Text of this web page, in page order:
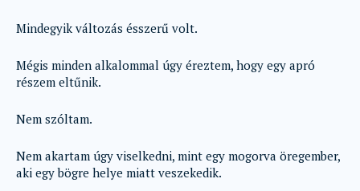
Mindegyik változás ésszerű volt.
Mégis minden alkalommal úgy éreztem, hogy egy apró
részem eltűnik.
Nem szóltam.
Nem akartam úgy viselkedni, mint egy mogorva öregember,
aki egy bögre helye miatt veszekedik.